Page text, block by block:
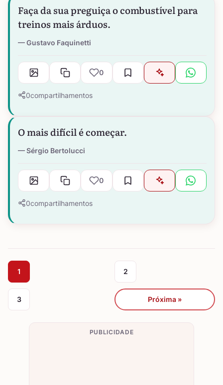
Faça da sua preguiça o combustível para
treinos mais árduos.
Gustavo Faquinetti
0
0compartilhamentos
O mais difícil é começar.
Sérgio Bertolucci
0
0compartilhamentos
1 2
3 Próxima »
PUBLICIDADE